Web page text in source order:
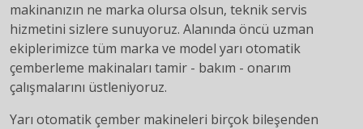
makinanızın ne marka olursa olsun, teknik servis
hizmetini sizlere sunuyoruz. Alanında öncü uzman
ekiplerimizce tüm marka ve model yarı otomatik
çemberleme makinaları tamir - bakım - onarım
çalışmalarını üstleniyoruz.
Yarı otomatik çember makineleri birçok bileşenden